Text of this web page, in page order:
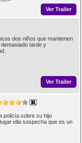
Ver Trailer
dos niños que mantienen
tarde y
Ver Trailer
policía sobre su hijo
ella sospecha que es un